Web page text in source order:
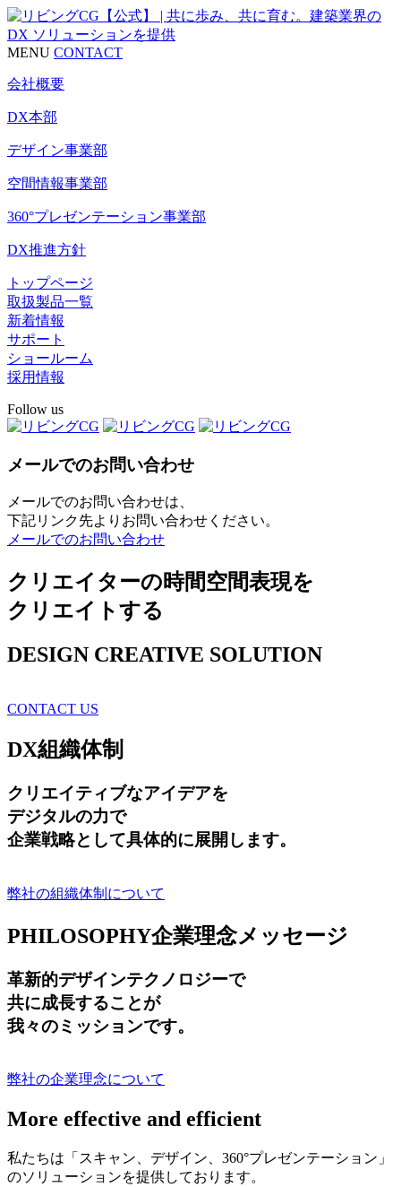
MENU CONTACT
会社概要
DX本部
デザイン事業部
空間情報事業部
360°プレゼンテーション事業部
DX推進方針
トップページ
取扱製品一覧
新着情報
サポート
ショールーム
採用情報
Follow us
メールでのお問い合わせ
メールでのお問い合わせは、
下記リンク先よりお問い合わせください。
メールでのお問い合わせ
クリエイターの時間空間表現を
クリエイトする
DESIGN CREATIVE SOLUTION
CONTACT US
DX組織体制
クリエイティブなアイデアを
デジタルの力で
企業戦略として具体的に展開します。
弊社の組織体制について
PHILOSOPHY企業理念メッセージ
革新的デザインテクノロジーで
共に成長することが
我々のミッションです。
弊社の企業理念について
More effective and efficient
私たちは「スキャン、デザイン、360°プレゼンテーション」
のソリューションを提供しております。